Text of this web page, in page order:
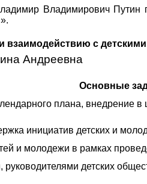
Владимирович
взаимодействию с
Андреевна
Основные
плана,
инициатив детских и
и молодежи в рамках
детских